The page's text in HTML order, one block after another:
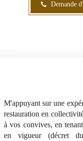
Demande
M'appuyant sur une
restauration en
à vos convives, en
en vigueur (décret